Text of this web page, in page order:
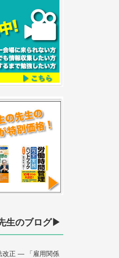
生のブログ▶
改正 — 「雇用関係